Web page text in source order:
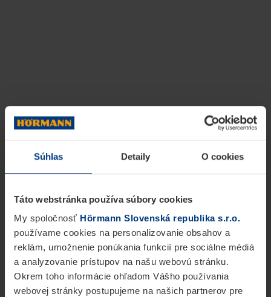
Súhlas Detaily O cookies
Táto webstránka používa súbory cookies
My spoločnosť Hörmann Slovenská republika s.r.o.
používame cookies na personalizovanie obsahov a
reklám, umožnenie ponúkania funkcií pre sociálne médiá
a analyzovanie prístupov na našu webovú stránku.
Okrem toho informácie ohľadom Vášho používania
webovej stránky postupujeme na našich partnerov pre